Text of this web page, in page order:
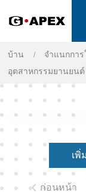
บ้าน จำแนกกา
อุตสาหกรรมยานยนต์
เพิ่
ก่อนหน้า